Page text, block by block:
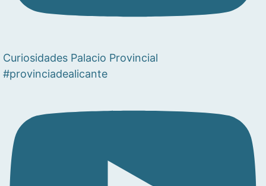
Curiosidades Palacio Provincial
#provinciadealicante